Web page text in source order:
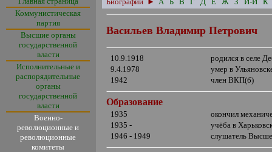
Коммунистическая
партия
Высшие органы
государственной
власти
Исполнительные и
распорядительные
органы
государственной
власти
Военно-
революционные и
революционные
комитеты
Васильев Владимир Петрович
10.9.1918
родился в селе
9.4.1978
умер в
1942
член ВКП(б)
Образование
1935
окончил
1935 -
учёба в
1946 - 1949
слушатель